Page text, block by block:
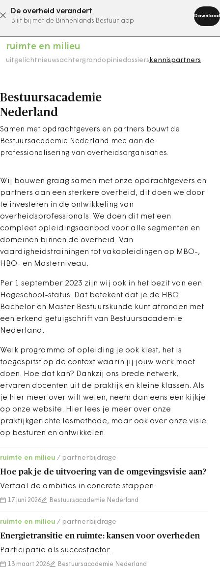
De overheid verandert
Blijf bij met de Binnenlands Bestuur app
Download
abonneer nu
uitgelicht nieuwsachtergrondopiniedossierskennispartners
ruimte en milieu
Bestuursacademie
Nederland
Samen met opdrachtgevers en partners bouwt de
Bestuursacademie Nederland mee aan de
professionalisering van overheidsorganisaties.
Wij bouwen graag samen met onze opdrachtgevers en
partners aan een sterkere overheid, dit doen we door
te investeren in de ontwikkeling van
overheidsprofessionals. We doen dit met een
compleet opleidingsaanbod voor alle segmenten en
domeinen binnen de overheid. Van
vaardigheidstrainingen tot vakopleidingen op MBO-,
HBO- en Masterniveau.
Per 1 september 2023 zijn wij ook in het bezit van een
Hogeschool-status. Dat betekent dat je de HBO
Bachelor en Master Bestuurskunde kunt afronden met
een erkend getuigschrift van Bestuursacademie
Nederland.
Welk programma of opleiding je ook kiest, het is
toegespitst op de context waarin jij jouw werk moet
doen. Hoe dat kan? Dankzij ons brede netwerk,
ervaren docenten uit de praktijk en kleine klassen. Als
je hier meer over wilt weten, neem dan eens een kijkje
op onze website. Hier lees je meer over onze
praktijkgerichte lesmethode, maar ook over onze visie
op besturen en ontwikkelen.
ruimte en milieu partnerbijdrage
Hoe pak je de uitvoering van de omgevingsvisie aan?
Vertaal de ambities in concrete stappen.
17 juni 2026 Bestuursacademie Nederland
ruimte en milieu partnerbijdrage
Energietransitie en ruimte: kansen voor overheden
Participatie als succesfactor.
13 maart 2026 Bestuursacademie Nederland